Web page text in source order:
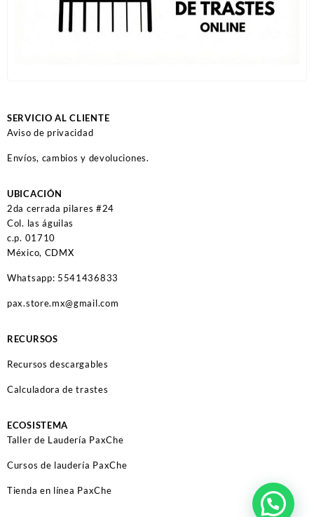
SERVICIO AL CLIENTE
Aviso de privacidad
Envíos, cambios y devoluciones.
UBICACIÓN
2da cerrada pilares #24
Col. las águilas
c.p. 01710
México, CDMX
Whatsapp: 5541436833
pax.store.mx@gmail.com
RECURSOS
Recursos descargables
Calculadora de trastes
ECOSISTEMA
Taller de Laudería PaxChe
Cursos de laudería PaxChe
Tienda en línea PaxChe